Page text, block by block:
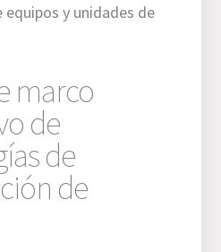
y unidades de
marco
de
de
de